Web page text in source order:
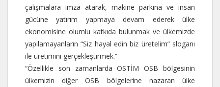
çalışmalara imza atarak, makine parkına ve insan
gücüne yatırım yapmaya devam ederek ülke
ekonomisine olumlu katkıda bulunmak ve ülkemizde
yapılamayanların “Siz hayal edin biz üretelim” sloganı
ile üretimini gerçekleştirmek.”
“Özellikle son zamanlarda OSTİM OSB bölgesinin
ülkemizin diğer OSB bölgelerine nazaran ülke